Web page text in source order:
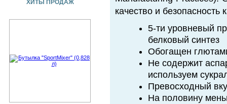
ХИТЫ ПРОДАЖ
качество и безопасность
5-ти уровневый
белковый синтез
Обогащен
Не содержит
используем
Превосходный
На половину